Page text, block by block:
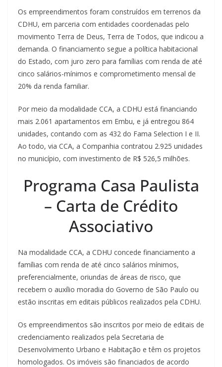
Os empreendimentos foram construídos em terrenos da
CDHU, em parceria com entidades coordenadas pelo
movimento Terra de Deus, Terra de Todos, que indicou a
demanda. O financiamento segue a política habitacional
do Estado, com juro zero para famílias com renda de até
cinco salários-mínimos e comprometimento mensal de
20% da renda familiar.
Por meio da modalidade CCA, a CDHU está financiando
mais 2.061 apartamentos em Embu, e já entregou 864
unidades, contando com as 432 do Fama Selection I e II.
Ao todo, via CCA, a Companhia contratou 2.925 unidades
no município, com investimento de R$ 526,5 milhões.
Programa Casa Paulista
– Carta de Crédito
Associativo
Na modalidade CCA, a CDHU concede financiamento a
famílias com renda de até cinco salários mínimos,
preferencialmente, oriundas de áreas de risco, que
recebem o auxílio moradia do Governo de São Paulo ou
estão inscritas em editais públicos realizados pela CDHU.
Os empreendimentos são inscritos por meio de editais de
credenciamento realizados pela Secretaria de
Desenvolvimento Urbano e Habitação e têm os projetos
homologados. Os imóveis são financiados de acordo